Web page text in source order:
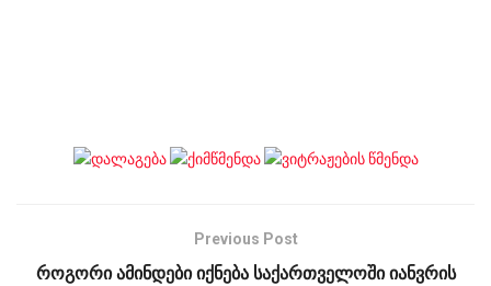
Previous Post
როგორი ამინდები იქნება საქართველოში იანვრის